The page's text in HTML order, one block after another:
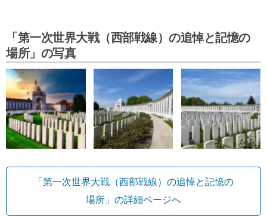
「第一次世界大戦（西部戦線）の追悼と記憶の
場所」の写真
「第一次世界大戦（西部戦線）の追悼と記憶の
場所」の詳細ページへ